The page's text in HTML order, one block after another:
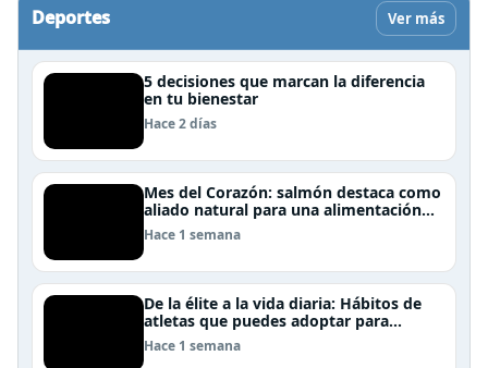
Deportes Ver más
5 decisiones que marcan la diferencia
en tu bienestar
Hace 2 días
Mes del Corazón: salmón destaca como
aliado natural para una alimentación
rica en Omega-3
Hace 1 semana
De la élite a la vida diaria: Hábitos de
atletas que puedes adoptar para
mejorar tu rendimiento físico
Hace 1 semana